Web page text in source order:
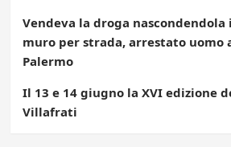
Vendeva la droga
muro per strada, arrestato uomo
Palermo
Il 13 e 14 giugno la XVI edizione
Villafrati